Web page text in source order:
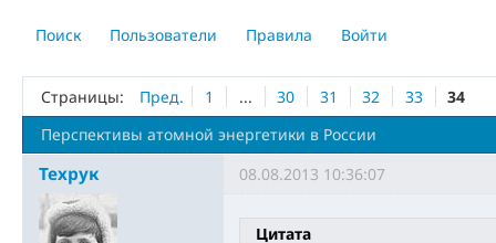
Поиск Пользователи Правила Войти
Страницы: Пред. 1 ... 30 31 32 33
34
Перспективы атомной энергетики в России
Техрук 08.08.2013 10:36:07
Цитата